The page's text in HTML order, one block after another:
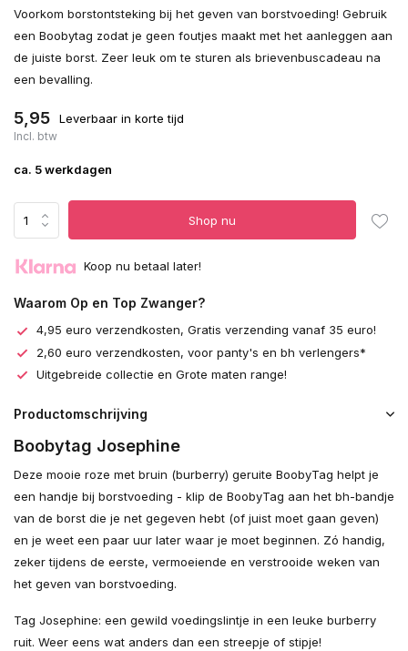
Voorkom borstontsteking bij het geven van borstvoeding! Gebruik
een Boobytag zodat je geen foutjes maakt met het aanleggen aan
de juiste borst. Zeer leuk om te sturen als brievenbuscadeau na
een bevalling.
5,95 Leverbaar in korte tijd
Incl. btw
ca. 5 werkdagen
Shop nu
Koop nu betaal later!
Waarom Op en Top Zwanger?
4,95 euro verzendkosten, Gratis verzending vanaf 35 euro!
2,60 euro verzendkosten, voor panty's en bh verlengers*
Uitgebreide collectie en Grote maten range!
Productomschrijving
Boobytag Josephine
Deze mooie roze met bruin (burberry) geruite BoobyTag helpt je
een handje bij borstvoeding - klip de BoobyTag aan het bh-bandje
van de borst die je net gegeven hebt (of juist moet gaan geven)
en je weet een paar uur later waar je moet beginnen. Zó handig,
zeker tijdens de eerste, vermoeiende en verstrooide weken van
het geven van borstvoeding.
Tag Josephine: een gewild voedingslintje in een leuke burberry
ruit. Weer eens wat anders dan een streepje of stipje!